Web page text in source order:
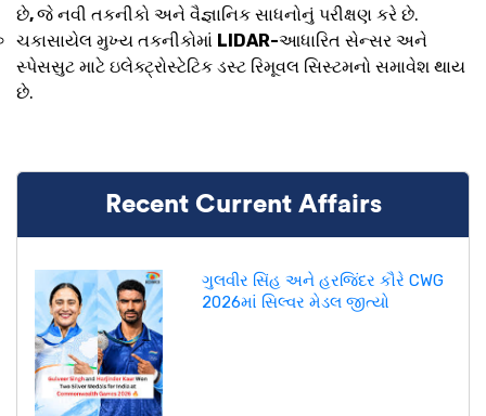
છે,જે નવી તકનીકો અને વૈજ્ઞાનિક સાધનોનું પરીક્ષણ કરે છે.
ચકાસાયેલ મુખ્ય તકનીકોમાં LIDAR-આધારિત સેન્સર અને
સ્પેસસુટ માટે ઇલેક્ટ્રોસ્ટેટિક ડસ્ટ રિમૂવલ સિસ્ટમનો સમાવેશ થાય
છે.
Recent Current Affairs
ગુલવીર સિંહ અને હરજિંદર કૌરે CWG
2026માં સિલ્વર મેડલ જીત્યો